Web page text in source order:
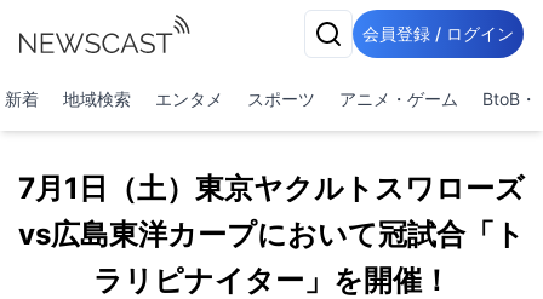
会員登録 / ログイン
新着 地域検索 エンタメ スポーツ アニメ・ゲーム BtoB・
7月1日（土）東京ヤクルトスワローズ
vs広島東洋カープにおいて冠試合「ト
ラリピナイター」を開催！